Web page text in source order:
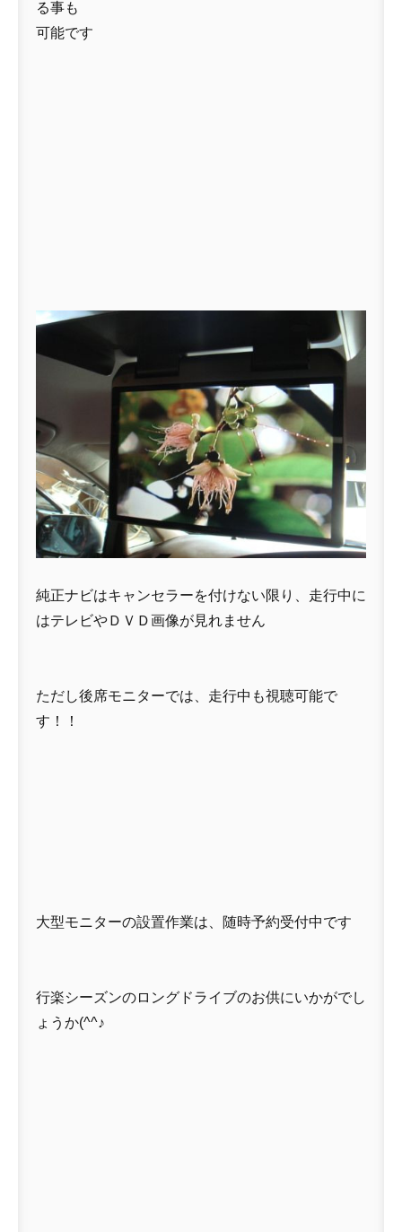
る事も
可能です
純正ナビはキャンセラーを付けない限り、走行中に
はテレビやＤＶＤ画像が見れません
ただし後席モニターでは、走行中も視聴可能で
す！！
大型モニターの設置作業は、随時予約受付中です
行楽シーズンのロングドライブのお供にいかがでし
ょうか(^^♪